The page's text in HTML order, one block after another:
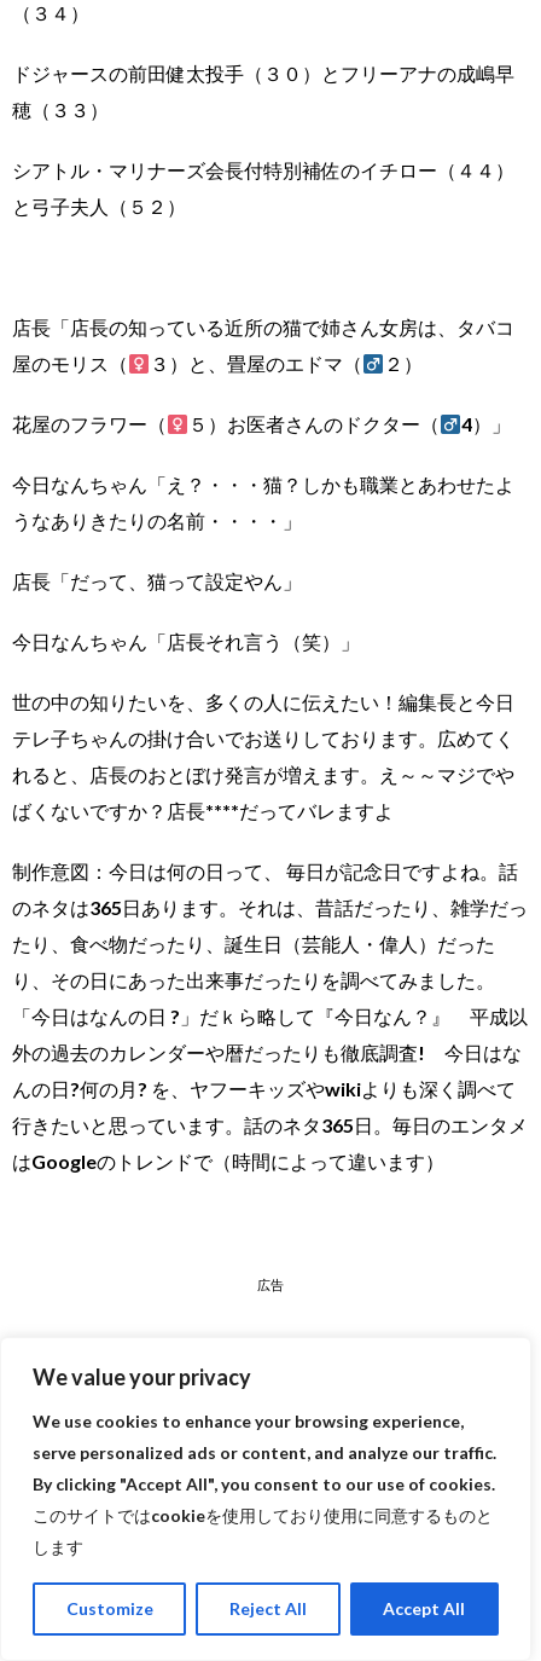
We value your privacy
We use cookies to enhance your browsing experience,
serve personalized ads or content, and analyze our traffic.
By clicking "Accept All", you consent to our use of cookies.
このサイトではcookieを使用しており使用に同意するものと
します
Customize Reject All Accept All
（３４）
ドジャースの前田健太投手（３０）とフリーアナの成嶋早
穂（３３）
シアトル・マリナーズ会長付特別補佐のイチロー（４４）
と弓子夫人（５２）
店長「店長の知っている近所の猫で姉さん女房は、タバコ
屋のモリス（
３）と、畳屋のエドマ（ ２）
花屋のフラワー（ ５）お医者さんのドクター（ 4）」
今日なんちゃん「え？・・・猫？しかも職業とあわせたよ
うなありきたりの名前・・・・」
店長「だって、猫って設定やん」
今日なんちゃん「店長それ言う（笑）」
世の中の知りたいを、多くの人に伝えたい！編集長と今日
テレ子ちゃんの掛け合いでお送りしております。広めてく
れると、店長のおとぼけ発言が増えます。え～～マジでや
ばくないですか？店長****だってバレますよ
制作意図：今日は何の日って、 毎日が記念日ですよね。話
のネタは365日あります。それは、昔話だったり、雑学だっ
たり、食べ物だったり、誕生日（芸能人・偉人）だった
り、その日にあった出来事だったりを調べてみました。
「今日はなんの日 ?」だｋら略して『今日なん？』 平成以
外の過去のカレンダーや暦だったりも徹底調査! 今日はな
んの日?何の月? を、ヤフーキッズやwikiよりも深く調べて
行きたいと思っています。話のネタ365日。毎日のエンタメ
はGoogleのトレンドで（時間によって違います）
広告